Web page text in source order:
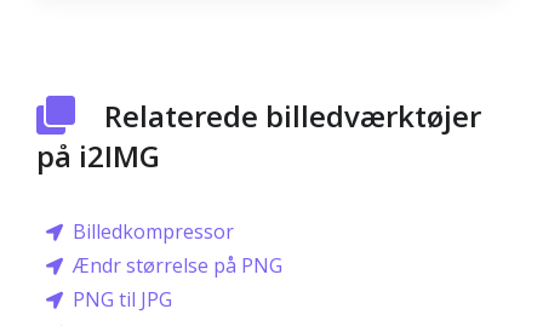
Relaterede billedværktøjer
på i2IMG
Billedkompressor
Ændr størrelse på PNG
PNG til JPG